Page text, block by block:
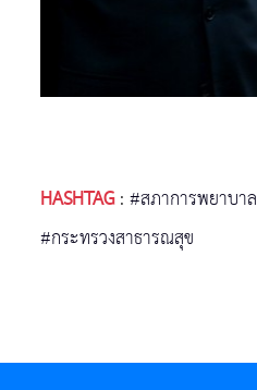
HASHTAG:#สภาการพยาบาล
#กระทรวงสาธารณสุข